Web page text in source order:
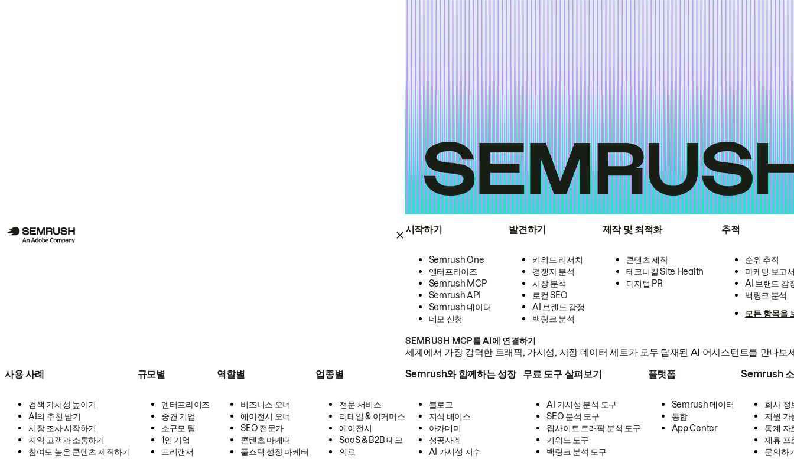
시작하기
Semrush One
엔터프라이즈
Semrush MCP
Semrush API
Semrush 데이터
데모 신청
발견하기
키워드 리서치
경쟁자 분석
시장 분석
로컬 SEO
AI 브랜드 감정
백링크 분석
제작 및 최적화
콘텐츠 제작
테크니컬 Site Health
디지털 PR
추적
순위 추적
마케팅 보고
AI 브랜드 감
백링크 분석
모든 항목을
SEMRUSH MCP를 AI에 연결하기
세계에서 가장 강력한 트래픽, 가시성, 시장 데이터 세트가 모두 탑재된 AI 어시스턴트를 만나보
사용 사례
검색 가시성 높이기
AI의 추천 받기
시장 조사 시작하기
지역 고객과 소통하기
참여도 높은 콘텐츠 제작하기
규모별
엔터프라이즈
중견 기업
소규모 팀
1인 기업
프리랜서
역할별
비즈니스 오너
에이전시 오너
SEO 전문가
콘텐츠 마케터
풀스택 성장 마케터
업종별
전문 서비스
리테일 & 이커머스
에이전시
SaaS & B2B 테크
의료
Semrush와 함께하는 성장
블로그
지식 베이스
아카데미
성공사례
AI 가시성 지수
무료 도구 살펴보기
AI 가시성 분석 도구
SEO 분석 도구
웹사이트 트래픽 분석 도구
키워드 도구
백링크 분석 도구
플랫폼
Semrush 데이터
통합
App Center
Semrush
회사 정
지원 가
통계 자
제휴 프
문의하